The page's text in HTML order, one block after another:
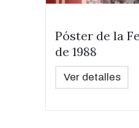
Póster de la
de 1988
Ver detalles